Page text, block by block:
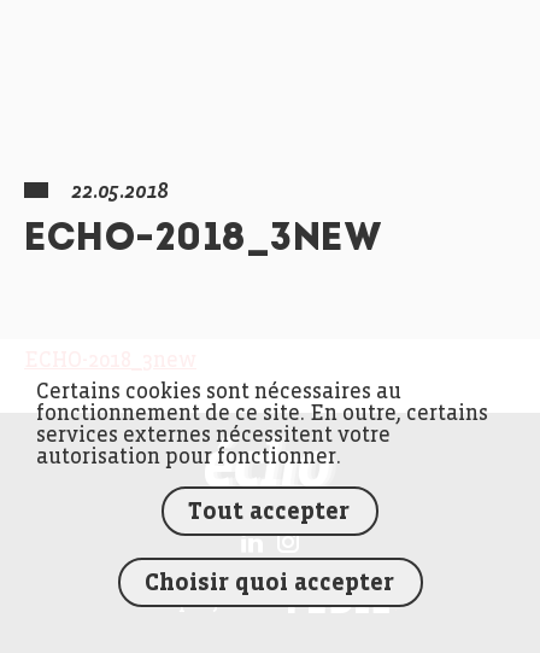
22.05.2018
ECHO-2018_3NEW
FEDIL écho
Un projet de FEDIL
Certains cookies sont nécessaires au
fonctionnement de ce site. En outre, certains
services externes nécessitent votre
autorisation pour fonctionner.
Tout accepter
Choisir quoi accepter